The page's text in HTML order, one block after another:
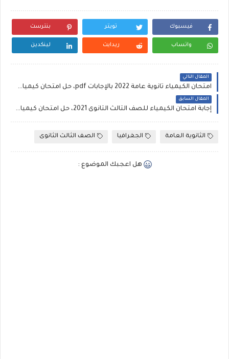
فيسبوك تويتر بنترست
واتساب ريدايت لينكدين
المقال التالي
امتحان الكيمياء ثانوية عامة 2022 بالإجابات pdf، حل امتحان كيمياء للصف الثالث الثانوى 2022
المقال السابق
إجابة امتحان الكيمياء للصف الثالث الثانوى 2021، حل امتحان كيمياء ثانوية عامة 2021
الثانوية العامة الجغرافيا الصف الثالث الثانوى
هل اعجبك الموضوع :